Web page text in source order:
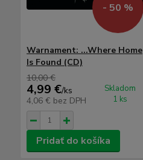
- 50 %
Warnament: ...Where Home
Is Found (CD)
10,00 €
4,99 €/ks
4,06 € bez DPH
Skladom
1 ks
Pridať do košíka